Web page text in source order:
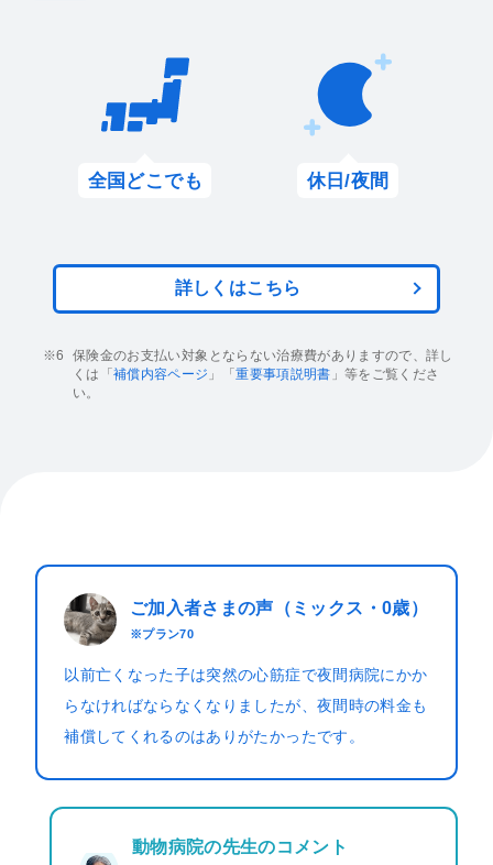
全国どこでも 休日/夜間
詳しくはこちら
保険金のお支払い対象とならない治療費がありますので、詳し
くは「補償内容ページ 」「重要事項説明書 」等をご覧くださ
い。
ご加入者さまの声（ミックス・0歳）
※プラン70
以前亡くなった子は突然の心筋症で夜間病院にかか
らなければならなくなりましたが、夜間時の料金も
補償してくれるのはありがたかったです。
動物病院の先生のコメント